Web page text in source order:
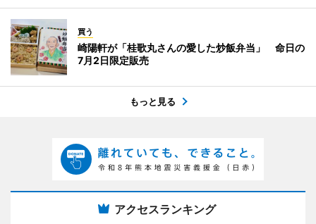
買う
崎陽軒が「桂歌丸さんの愛した炒飯弁当」 命日の
7月2日限定販売
もっと見る
アクセスランキング